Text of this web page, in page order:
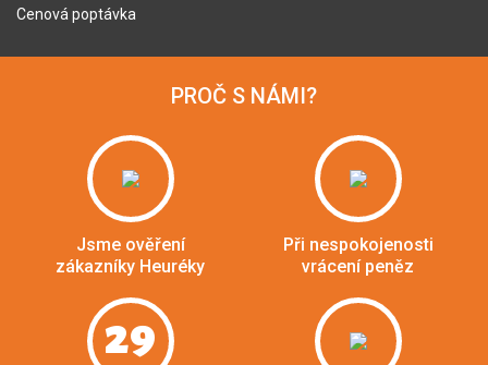
Cenová poptávka
PROČ S NÁMI?
Jsme ověření
zákazníky Heuréky
Při nespokojenosti
vrácení peněz
29